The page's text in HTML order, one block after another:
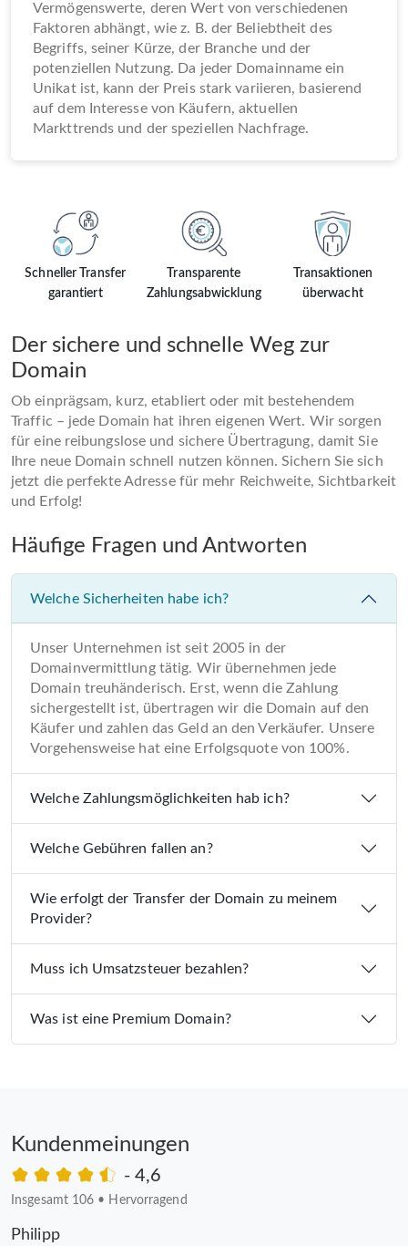
Schneller Transfer
garantiert
Transparente
Zahlungsabwicklung
Transaktionen
überwacht
Der sichere und schnelle Weg zur
Domain
Ob einprägsam, kurz, etabliert oder mit bestehendem
Traffic – jede Domain hat ihren eigenen Wert. Wir sorgen
für eine reibungslose und sichere Übertragung, damit Sie
Ihre neue Domain schnell nutzen können. Sichern Sie sich
jetzt die perfekte Adresse für mehr Reichweite, Sichtbarkeit
und Erfolg!
Vermögenswerte, deren Wert von verschiedenen
Faktoren abhängt, wie z. B. der Beliebtheit des
Begriffs, seiner Kürze, der Branche und der
potenziellen Nutzung. Da jeder Domainname ein
Unikat ist, kann der Preis stark variieren, basierend
auf dem Interesse von Käufern, aktuellen
Markttrends und der speziellen Nachfrage.
Häufige Fragen und Antworten
Welche Sicherheiten habe ich?
Unser Unternehmen ist seit 2005 in der
Domainvermittlung tätig. Wir übernehmen jede
Domain treuhänderisch. Erst, wenn die Zahlung
sichergestellt ist, übertragen wir die Domain auf den
Käufer und zahlen das Geld an den Verkäufer. Unsere
Vorgehensweise hat eine Erfolgsquote von 100%.
Welche Zahlungsmöglichkeiten hab ich?
Welche Gebühren fallen an?
Wie erfolgt der Transfer der Domain zu meinem
Provider?
Muss ich Umsatzsteuer bezahlen?
Was ist eine Premium Domain?
Kundenmeinungen
- 4,6
Insgesamt 106 • Hervorragend
Philipp